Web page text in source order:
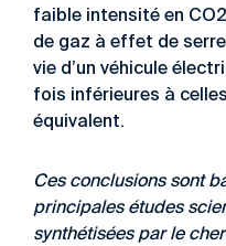
faible intensité en
de gaz à effet de serre
vie d’un véhicule
fois inférieures à
équivalent.
Ces conclusions sont
principales études
synthétisées par le